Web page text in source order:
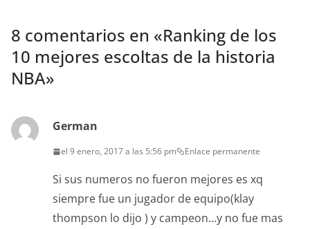
8 comentarios en «Ranking de los
10 mejores escoltas de la historia
NBA»
German
el 9 enero, 2017 a las 5:56 pm Enlace permanente
Si sus numeros no fueron mejores es xq
siempre fue un jugador de equipo(klay
thompson lo dijo ) y campeon…y no fue mas